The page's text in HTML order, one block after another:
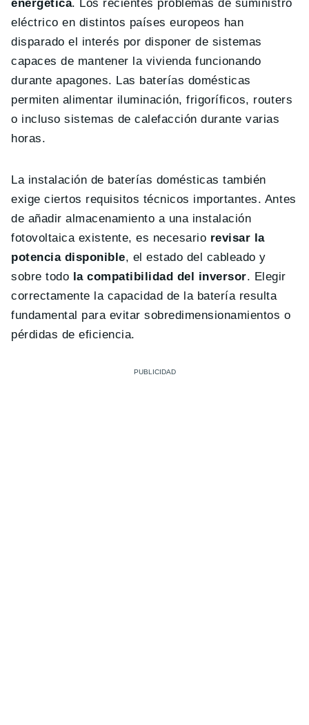
energética. Los recientes problemas de suministro
eléctrico en distintos países europeos han
disparado el interés por disponer de sistemas
capaces de mantener la vivienda funcionando
durante apagones. Las baterías domésticas
permiten alimentar iluminación, frigoríficos, routers
o incluso sistemas de calefacción durante varias
horas.
La instalación de baterías domésticas también
exige ciertos requisitos técnicos importantes. Antes
de añadir almacenamiento a una instalación
fotovoltaica existente, es necesario revisar la
potencia disponible, el estado del cableado y
sobre todo la compatibilidad del inversor. Elegir
correctamente la capacidad de la batería resulta
fundamental para evitar sobredimensionamientos o
pérdidas de eficiencia.